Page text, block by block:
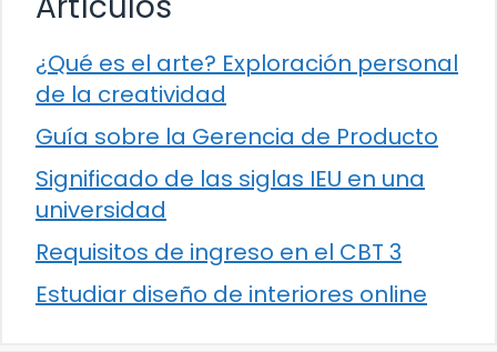
¿Qué es el arte? Exploración personal
de la creatividad
Guía sobre la Gerencia de Producto
Significado de las siglas IEU en una
universidad
Requisitos de ingreso en el CBT 3
Estudiar diseño de interiores online